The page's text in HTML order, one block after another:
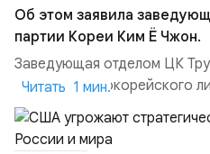
Об этом заявила
партии Кореи Ким Ё Чжон.
Заведующая отделом ЦК
сестра северокорейского
заявление для прессы в
совместных с флотом США
Томагавк.«Япония
Читать 1 мин.